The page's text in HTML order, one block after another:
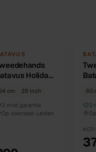
UNIEK
Holiday
cm
28 inch
3 mnd garantie
Op voorraad: Leiden
60
60
3